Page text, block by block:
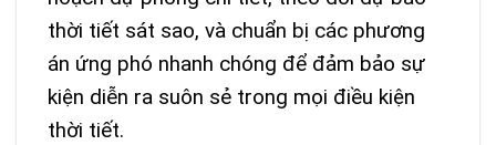
thời tiết sát sao, và chuẩn bị các phương
án ứng phó nhanh chóng để đảm bảo sự
kiện diễn ra suôn sẻ trong mọi điều kiện
thời tiết.